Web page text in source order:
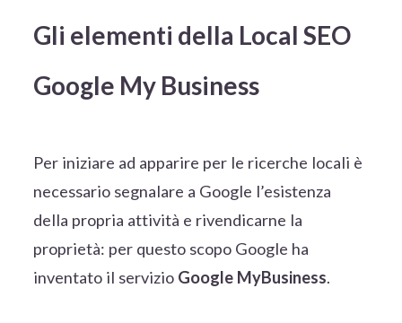
Gli elementi della Local SEO
Google My Business
Per iniziare ad apparire per le ricerche locali è
necessario segnalare a Google l’esistenza
della propria attività e rivendicarne la
proprietà: per questo scopo Google ha
inventato il servizio Google MyBusiness.